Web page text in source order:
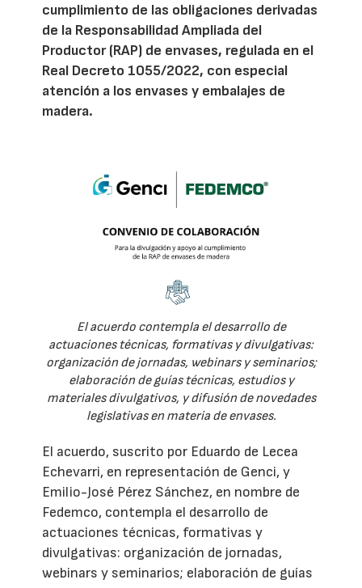
cumplimiento de las obligaciones derivadas
de la Responsabilidad Ampliada del
Productor (RAP) de envases, regulada en el
Real Decreto 1055/2022, con especial
atención a los envases y embalajes de
madera.
El acuerdo contempla el desarrollo de
actuaciones técnicas, formativas y divulgativas:
organización de jornadas, webinars y seminarios;
elaboración de guías técnicas, estudios y
materiales divulgativos, y difusión de novedades
legislativas en materia de envases.
El acuerdo, suscrito por Eduardo de Lecea
Echevarri, en representación de Genci, y
Emilio-José Pérez Sánchez, en nombre de
Fedemco, contempla el desarrollo de
actuaciones técnicas, formativas y
divulgativas: organización de jornadas,
webinars y seminarios; elaboración de guías